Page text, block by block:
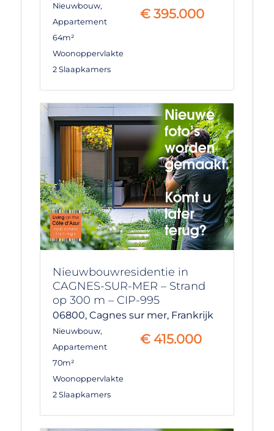
Nieuwbouw,
Appartement
64m²
Woonoppervlakte
2 Slaapkamers
€ 395.000
Nieuwbouwresidentie in
CAGNES-SUR-MER – Strand
op 300 m – CIP-995
06800, Cagnes sur mer, Frankrijk
Nieuwbouw,
Appartement
70m²
Woonoppervlakte
2 Slaapkamers
€ 415.000